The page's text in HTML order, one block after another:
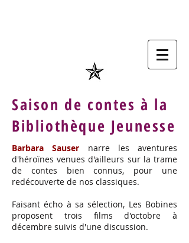
Saison de contes à la
Bibliothèque Jeunesse
Barbara Sauser narre les aventures
d'héroïnes venues d'ailleurs sur la trame
de contes bien connus, pour une
redécouverte de nos classiques.
Faisant écho à sa sélection, Les Bobines
proposent trois films d'octobre à
décembre suivis d'une discussion.